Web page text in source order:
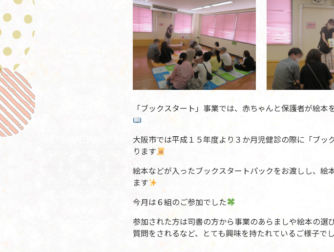
「ブックスタート」事業では、赤ちゃんと保護者が絵
大阪市では平成１５年度より３か月児健診の際に「ブ
ります
絵本などが入ったブックスタートパックをお渡しし、
ます
今月は６組のご参加でした
参加された方は司書の方から事業のあらましや絵本の
質問をされるなど、とても興味を持たれているご様子で